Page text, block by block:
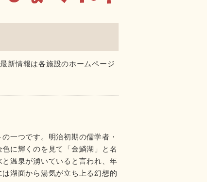
新情報は各施設のホームページ
一つです。明治初期の儒学者・
に輝くのを見て「金鱗湖」と名
温泉が湧いていると言われ、年
湖面から湯気が立ち上る幻想的